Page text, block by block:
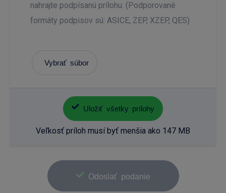
nahrajte podpísanú prílohu. (Podporované
formáty podpisov sú: ASICE, ZEP, XZEP, QES)
Vybrať súbor
Uložiť všetky prílohy
Veľkosť príloh musí byť menšia ako 147 MB
Odoslať podanie